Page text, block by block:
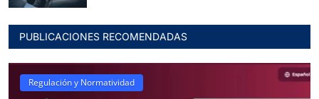
PUBLICACIONES RECOMENDADAS
Regulación y Normatividad